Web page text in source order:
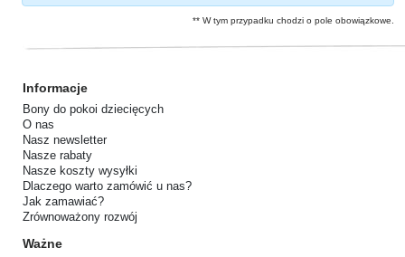
** W tym przypadku chodzi o pole obowiązkowe.
Informacje
Bony do pokoi dziecięcych
O nas
Nasz newsletter
Nasze rabaty
Nasze koszty wysyłki
Dlaczego warto zamówić u nas?
Jak zamawiać?
Zrównoważony rozwój
Ważne